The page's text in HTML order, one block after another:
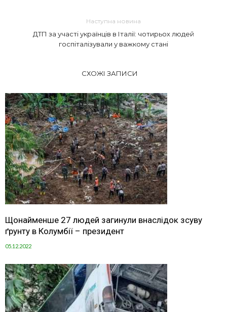
Наступна новина
ДТП за участі українців в Італії: чотирьох людей
госпіталізували у важкому стані
СХОЖІ ЗАПИСИ
Щонайменше 27 людей загинули внаслідок зсуву
ґрунту в Колумбії – президент
05.12.2022